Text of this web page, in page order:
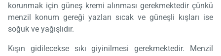
korunmak için güneş kremi alınması gerekmektedir çünkü
menzil konum gereği yazları sıcak ve güneşli kışları ise
soğuk ve yağışlıdır.
Kışın gidilecekse sıkı giyinilmesi gerekmektedir. Menzil